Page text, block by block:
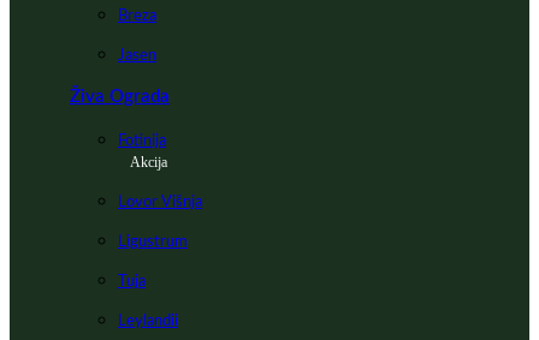
Breza
Jasen
Živa Ograda
Fotinija
Akcija
Lovor Višnja
Ligustrum
Tuja
Leylandii